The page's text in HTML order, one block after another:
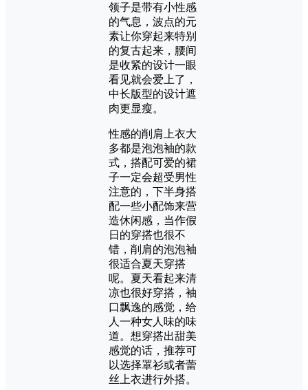
领子是带有小性感
的气息，波点的元
素让你穿起来特别
的复古起来，腰间
是收紧的设计一眼
看见就会爱上了，
中长版型的设计遮
肉更显瘦。
性感的削肩上衣大
多都是泡泡袖的款
式，搭配可爱的裙
子一定会超受男性
注意的，下半身搭
配一些小配饰来营
造休闲感，当作假
日的穿搭也很不
错，削肩的泡泡袖
很适合夏天穿搭
呢。夏天看起来清
凉也很好穿搭，袖
口飘逸的感觉，给
人一种女人味的味
道。想穿搭出甜美
感觉的话，推荐可
以选择罩衫或者蕾
丝上衣进行外搭。